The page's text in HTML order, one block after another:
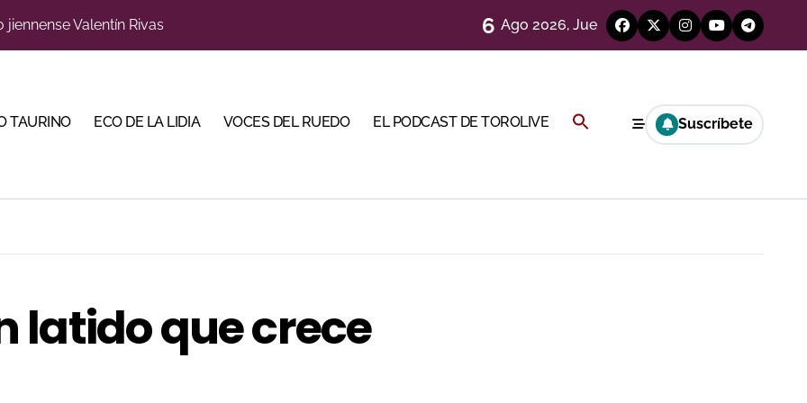
Valentín Rivas
Puertas Grandes de Madrid en una feria de alto nivel
al toro bravo como guardián de la biodiversidad
idilio con el público en una Albahaca de máxima expectación
una campaña para reivindicar los valores del toreo más allá del ruedo
6 Ago 2026, Jue
TAURINO ECO DE LA LIDIA VOCES DEL RUEDO EL PODCAST DE TOROLIVE Buscar: Suscríbete
latido que crece